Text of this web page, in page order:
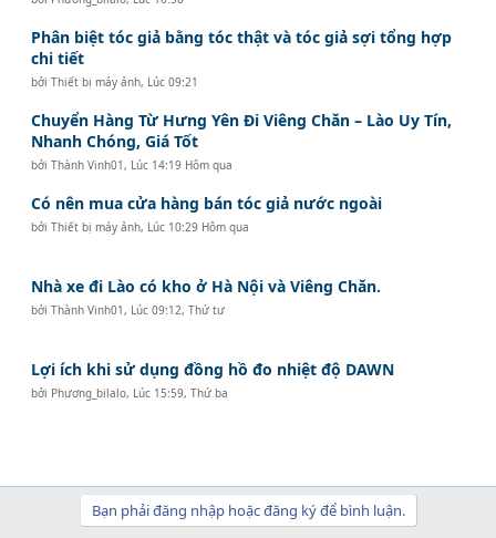
Phân biệt tóc giả bằng tóc thật và tóc giả sợi tổng hợp
chi tiết
bởiThiết bị máy ảnh, Lúc 09:21
Chuyển Hàng Từ Hưng Yên Đi Viêng Chăn – Lào Uy Tín,
Nhanh Chóng, Giá Tốt
bởiThành Vinh01 , Lúc 14:19 Hôm qua
Có nên mua cửa hàng bán tóc giả nước ngoài
bởiThiết bị máy ảnh, Lúc 10:29 Hôm qua
Nhà xe đi Lào có kho ở Hà Nội và Viêng Chăn.
bởiThành Vinh01 , Lúc 09:12, Thứ tư
Lợi ích khi sử dụng đồng hồ đo nhiệt độ DAWN
bởi Phương_bilalo, Lúc 15:59, Thứ ba
Bạn phải đăng nhập hoặc đăng ký để bình luận.